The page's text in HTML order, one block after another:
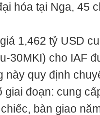
hóa tại Nga, 45
1,462 tỷ USD
30MKI) cho IAF
này quy định
giai đoạn: cung
bàn giao